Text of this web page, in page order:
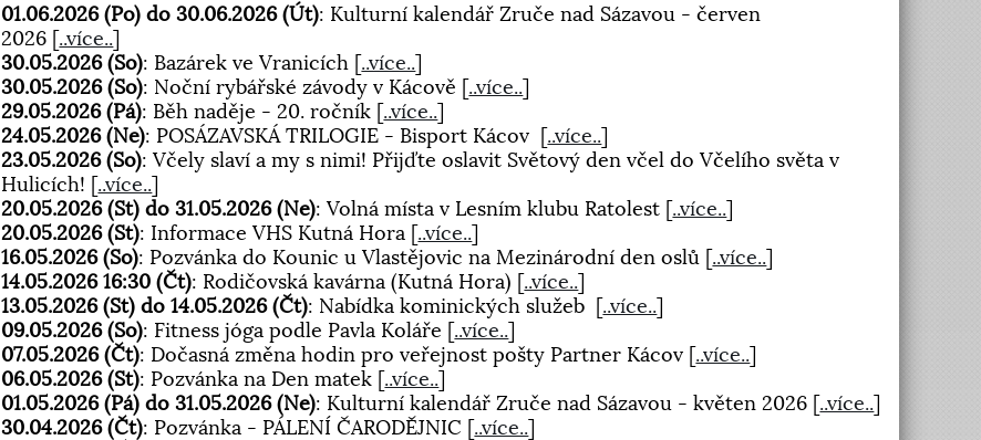
01.06.2026 (Po) do 30.06.2026 (Út): Kulturní kalendář Zruče nad Sázavou - červen
2026 [..více..]
30.05.2026 (So): Bazárek ve Vranicích [..více..]
30.05.2026 (So): Noční rybářské závody v Kácově [..více..]
29.05.2026 (Pá): Běh naděje - 20. ročník [..více..]
24.05.2026 (Ne): POSÁZAVSKÁ TRILOGIE - Bisport Kácov [..více..]
23.05.2026 (So): Včely slaví a my s nimi! Přijďte oslavit Světový den včel do Včelího světa v
Hulicích! [..více..]
20.05.2026 (St) do 31.05.2026 (Ne): Volná místa v Lesním klubu Ratolest [..více..]
20.05.2026 (St): Informace VHS Kutná Hora [..více..]
16.05.2026 (So): Pozvánka do Kounic u Vlastějovic na Mezinárodní den oslů [..více..]
14.05.2026 16:30 (Čt): Rodičovská kavárna (Kutná Hora) [..více..]
13.05.2026 (St) do 14.05.2026 (Čt): Nabídka kominických služeb [..více..]
09.05.2026 (So): Fitness jóga podle Pavla Koláře [..více..]
07.05.2026 (Čt): Dočasná změna hodin pro veřejnost pošty Partner Kácov [..více..]
06.05.2026 (St): Pozvánka na Den matek [..více..]
01.05.2026 (Pá) do 31.05.2026 (Ne): Kulturní kalendář Zruče nad Sázavou - květen 2026 [..více..]
30.04.2026 (Čt): Pozvánka - PÁLENÍ ČARODĚJNIC [..více..]